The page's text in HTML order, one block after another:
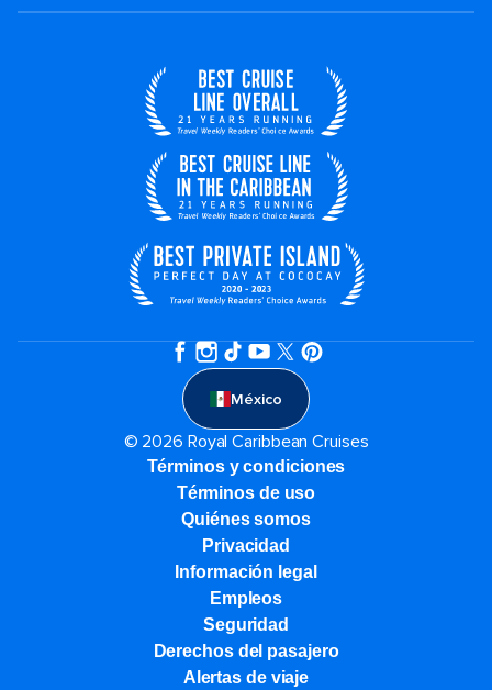
México
© 2026 Royal Caribbean Cruises
Términos y condiciones
Términos de uso
Quiénes somos
Privacidad
Información legal
Empleos
Seguridad
Derechos del pasajero
Alertas de viaje